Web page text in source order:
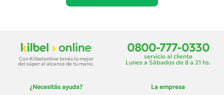
Con Kilbelonline tenés lo mejor
del súper al alcance de tu mano.
0800-777-0330
servicio al cliente
Lunes a Sábados de 8 a 21 hs.
¿Necesitás ayuda?
La empresa